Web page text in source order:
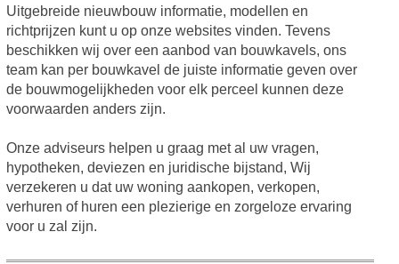
Uitgebreide nieuwbouw informatie, modellen en
richtprijzen kunt u op onze websites vinden. Tevens
beschikken wij over een aanbod van bouwkavels, ons
team kan per bouwkavel de juiste informatie geven over
de bouwmogelijkheden voor elk perceel kunnen deze
voorwaarden anders zijn.
Onze adviseurs helpen u graag met al uw vragen,
hypotheken, deviezen en juridische bijstand, Wij
verzekeren u dat uw woning aankopen, verkopen,
verhuren of huren een plezierige en zorgeloze ervaring
voor u zal zijn.